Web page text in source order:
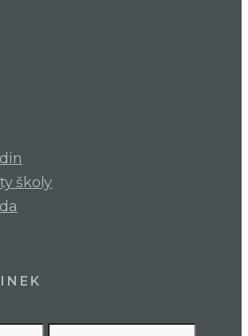
školy